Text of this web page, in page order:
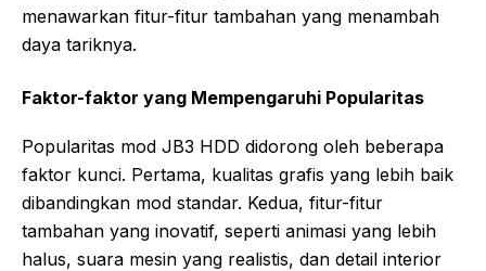
menawarkan fitur-fitur tambahan yang menambah
daya tariknya.
Faktor-faktor yang Mempengaruhi Popularitas
Popularitas mod JB3 HDD didorong oleh beberapa
faktor kunci. Pertama, kualitas grafis yang lebih baik
dibandingkan mod standar. Kedua, fitur-fitur
tambahan yang inovatif, seperti animasi yang lebih
halus, suara mesin yang realistis, dan detail interior